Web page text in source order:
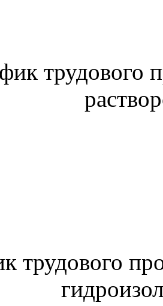
трудового
трудового